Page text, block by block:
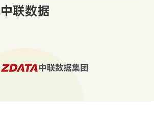
中联数据